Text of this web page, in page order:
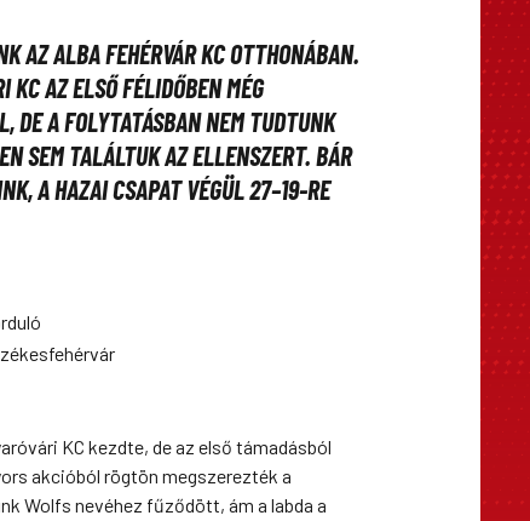
AZ ALBA FEHÉRVÁR KC OTTHONÁBAN.
KC AZ ELSŐ FÉLIDŐBEN MÉG
DE A FOLYTATÁSBAN NEM TUDTUNK
SEM TALÁLTUK AZ ELLENSZERT. BÁR
A HAZAI CSAPAT VÉGÜL 27–19-RE
KC kezdte, de az első támadásból
akcióból rögtön megszerezték a
Wolfs nevéhez fűződött, ám a labda a